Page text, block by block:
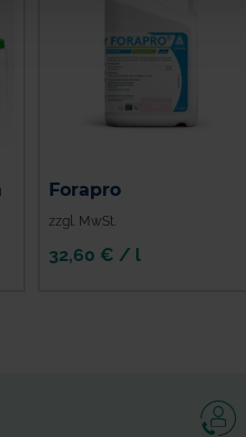
Forapro
zzgl. MwSt.
32,60 € / l